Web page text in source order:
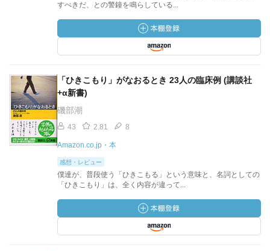
すべきだ、との警鐘を鳴らしている...
「ひきこもり」がなおるとき 23人の臨床例 (講談社
+α新書)
磯部潮
43 2.81 8
Amazon.co.jp・本
感想・レビュー
僕達が、普段使う「ひきこもる」という意味と、名詞としての
「ひきこもり」は、全く内容が違って...